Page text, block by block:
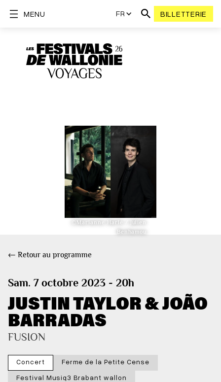
FR BILLETTERIE
MENU
©Marianne Harlé / Julien
Benhamou
← Retour au programme
Sam. 7 octobre 2023 - 20h
JUSTIN TAYLOR & JOÃO
BARRADAS
FUSION
Concert
Ferme de la Petite Cense
Festival Musiq3 Brabant wallon